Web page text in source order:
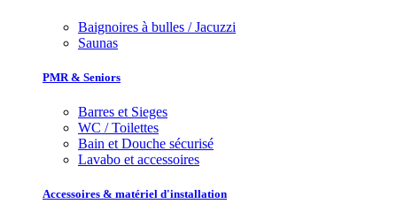
Baignoires à bulles / Jacuzzi
Saunas
PMR & Seniors
Barres et Sieges
WC / Toilettes
Bain et Douche sécurisé
Lavabo et accessoires
Accessoires & matériel d'installation